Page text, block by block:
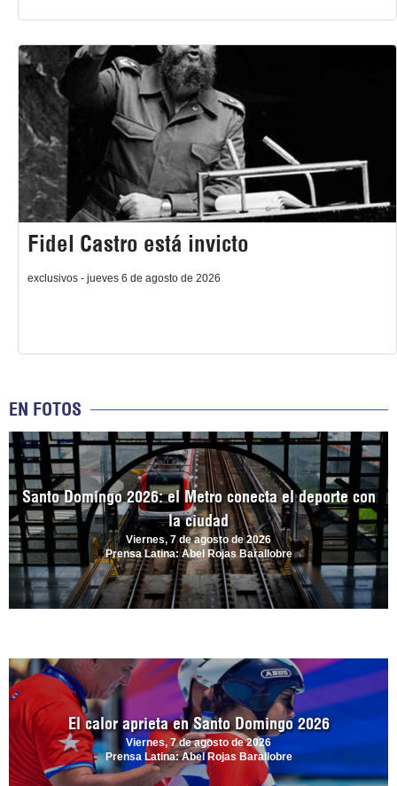
Fidel Castro está invicto
exclusivos - jueves 6 de agosto de 2026
EN FOTOS
Santo Domingo 2026: el Metro conecta el deporte con
la ciudad
Viernes, 7 de agosto de 2026
Prensa Latina: Abel Rojas Barallobre
El calor aprieta en Santo Domingo 2026
Viernes, 7 de agosto de 2026
Prensa Latina: Abel Rojas Barallobre